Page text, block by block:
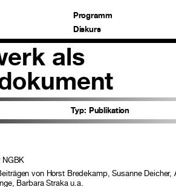
Programm
Diskurs
als
Typ: Publikation
NGBK
von Horst Bredekamp, Susanne Deicher,
Barbara Straka u.a.